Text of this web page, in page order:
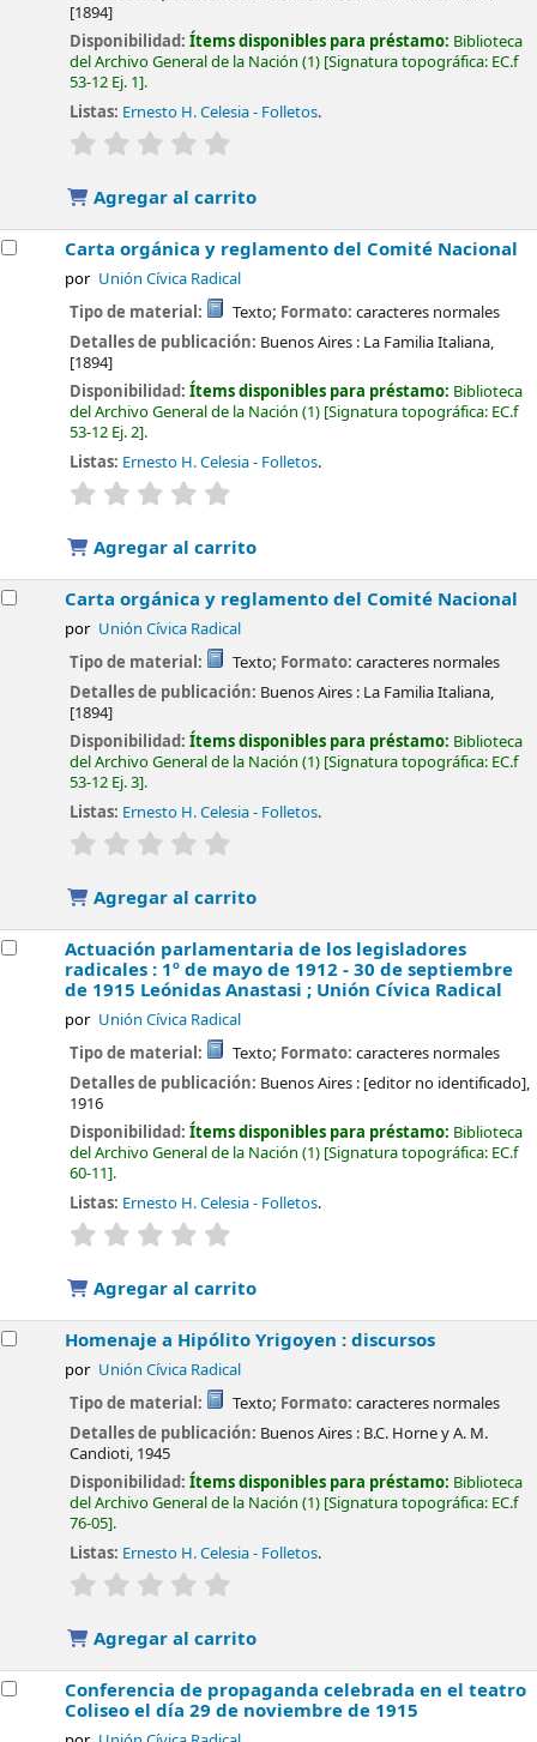
[1894]
Disponibilidad:Ítems disponibles para préstamo: Biblioteca
del Archivo General de la Nación (1) Signatura topográfica: EC.f
53-12 Ej. 1 .
Listas: Ernesto H. Celesia - Folletos.
valoración
Agregar al carrito
Carta orgánica y reglamento del Comité Nacional
por Unión Cívica Radical
Tipo de material: Texto; Formato: caracteres normales
Detalles de publicación: Buenos Aires : La Familia Italiana,
[1894]
Disponibilidad:Ítems disponibles para préstamo: Biblioteca
del Archivo General de la Nación (1) Signatura topográfica: EC.f
53-12 Ej. 2 .
Listas: Ernesto H. Celesia - Folletos.
valoración
Agregar al carrito
Carta orgánica y reglamento del Comité Nacional
por Unión Cívica Radical
Tipo de material: Texto; Formato: caracteres normales
Detalles de publicación: Buenos Aires : La Familia Italiana,
[1894]
Disponibilidad:Ítems disponibles para préstamo: Biblioteca
del Archivo General de la Nación (1) Signatura topográfica: EC.f
53-12 Ej. 3 .
Listas: Ernesto H. Celesia - Folletos.
valoración
Agregar al carrito
Actuación parlamentaria de los legisladores
radicales : 1º de mayo de 1912 - 30 de septiembre
de 1915 Leónidas Anastasi ; Unión Cívica Radical
por Unión Cívica Radical
Tipo de material: Texto; Formato: caracteres normales
Detalles de publicación: Buenos Aires : [editor no identificado],
1916
Disponibilidad:Ítems disponibles para préstamo: Biblioteca
del Archivo General de la Nación (1) Signatura topográfica: EC.f
60-11 .
Listas: Ernesto H. Celesia - Folletos.
valoración
Agregar al carrito
Homenaje a Hipólito Yrigoyen : discursos
por Unión Cívica Radical
Tipo de material: Texto; Formato: caracteres normales
Detalles de publicación: Buenos Aires : B.C. Horne y A. M.
Candioti, 1945
Disponibilidad:Ítems disponibles para préstamo: Biblioteca
del Archivo General de la Nación (1) Signatura topográfica: EC.f
76-05 .
Listas: Ernesto H. Celesia - Folletos.
valoración
Agregar al carrito
Conferencia de propaganda celebrada en el teatro
Coliseo el día 29 de noviembre de 1915